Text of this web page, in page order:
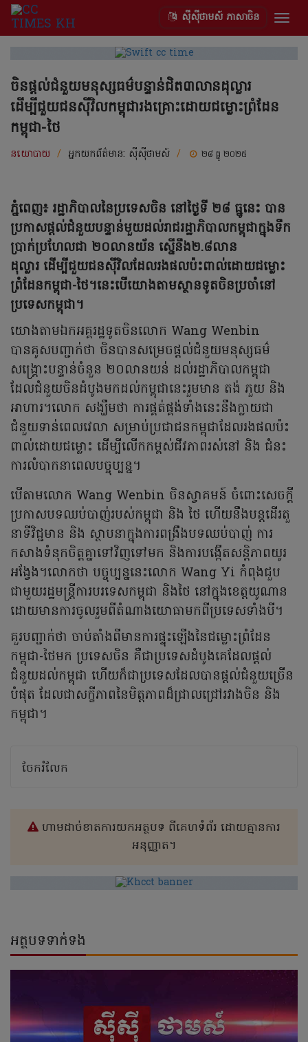
ស៊ីស៊ីថាមស៍ ភាសាចិន
ចិនផ្តល់ជំនួយមនុស្សធម៌បន្ទាន់ជិត៣លានដុល្លារ
ដើម្បីជួយជនស៊ីវិលកម្ពុជារងគ្រោះដោយជម្លោះព្រំដែន
កម្ពុជា-ថៃ
នយោបាយ / អ្នកយកព័ត៌មាន: ស៊ីស៊ីថាមស៍ / ២៨ ធ្នូ ២០២៥
ភ្នំពេញ៖ រដ្ឋាភិបាលនៃប្រទេសចិន នៅថ្ងៃទី ២៨ ធ្នូនេះ បាន
ប្រកាសផ្តល់ជំនួយបន្ទាន់មួយដល់រាជរដ្ឋាភិបាលកម្ពុជាក្នុងទឹក
ប្រាក់ប្រហែលជា ២០លានយ័ន ស្នើនឹង២.៨លាន
ដុល្លារ ដើម្បីជួយជនស៊ីវិលដែលរងផលប៉ះពាល់ដោយជម្លោះ
ព្រំដែនកម្ពុជា-ថៃ។នេះបើយោងតាមស្ថានទូតចិនប្រចាំនៅ
ប្រទេសកម្ពុជា។
យោងតាមឯកអគ្គរដ្ឋទូត​ចិន​លោក Wang Wenbin
បានគូសបញ្ជាក់ថា ចិនបានសម្រេចផ្តល់ជំនួយមនុស្សធម៌
សង្គ្រោះបន្ទាន់ចំនួន ២០លានយន់ ដល់រដ្ឋាភិបាលកម្ពុជា
ដែលជំនួយចិនដំបូងមកដល់កម្ពុជានេះរួមមាន តង់ ភួយ និង
អាហារ។លោក សង្ឃឹមថា ការផ្គត់ផ្គង់ទាំងនេះនឹងក្លាយជា
ជំនួយទាន់ពេលវេលា សម្រាប់ប្រជាជនកម្ពុជាដែលរងផលប៉ះ
ពាល់ដោយជម្លោះ ដើម្បីលើកកម្ពស់ជីវភាពរស់នៅ និង ជំនះ
ការលំបាកនាពេលបច្ចុប្បន្ន។
បើតាម​លោក Wang Wenbin ចិនស្វាគមន៍ ចំពោះសេចក្តី
ប្រកាសបទឈប់បាញ់របស់កម្ពុជា និង ថៃ ហើយនឹងបន្តដើរតួ
នាទីវិជ្ជមាន និង ស្ថាបនាក្នុងការពង្រឹងបទឈប់បាញ់ ការ
កសាងទំនុកចិត្តគ្នាទៅវិញទៅមក និងការបង្កើតសន្តិភាពយូរ
អង្វែង។លោកថា បច្ចុប្បន្ននេះលោក Wang Yi កំពុងជួប
ជាមួយរដ្ឋមន្ត្រីការបរទេសកម្ពុជា និងថៃ នៅក្នុងខេត្តយូណាន
ដោយមានការចូលរួមពីតំណាងយោធាមកពីប្រទេសទាំងបី។
គួរបញ្ជាក់ថា ចាប់តាំងពីមានការផ្ទុះឡើងនៃជម្លោះព្រំដែន
កម្ពុជា-ថៃមក ប្រទេសចិន គឺជាប្រទេសដំបូងគេដែលផ្តល់
ជំនួយដល់កម្ពុជា ហើយក៏ជាប្រទេសដែលបានផ្តល់ជំនួយច្រើន
បំផុត ដែលជាសក្ខីភាពនៃមិត្តភាពដ៏ជ្រាលជ្រៅរវាងចិន និង
កម្ពុជា។
ចែករំលែក
ហាមដាច់ខាតការយកអត្ថបទ ពីគេហទំព័រ ដោយគ្មានការ
អនុញ្ញាត។
អត្ថបទទាក់ទង